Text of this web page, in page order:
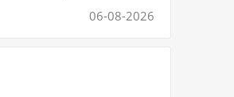
больше информации
на комфортную и
06-08-2026